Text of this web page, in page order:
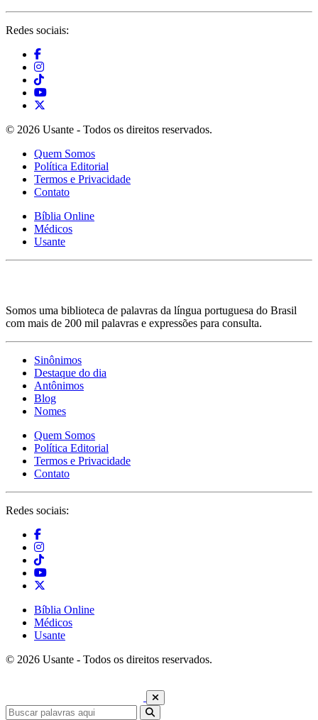
Redes sociais:
© 2026 Usante - Todos os direitos reservados.
Quem Somos
Política Editorial
Termos e Privacidade
Contato
Bíblia Online
Médicos
Usante
Somos uma biblioteca de palavras da língua portuguesa do Brasil
com mais de 200 mil palavras e expressões para consulta.
Sinônimos
Destaque do dia
Antônimos
Blog
Nomes
Quem Somos
Política Editorial
Termos e Privacidade
Contato
Redes sociais:
Bíblia Online
Médicos
Usante
© 2026 Usante - Todos os direitos reservados.